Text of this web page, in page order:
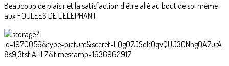
Beaucoup de plaisir et la satisfaction d'être allé au bout de soi même
aux FOULEES DE L'ELEPHANT